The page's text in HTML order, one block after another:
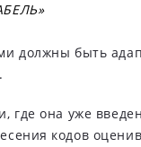
должны быть
она уже
кодов